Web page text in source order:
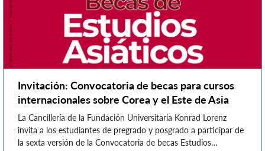
Invitación: Convocatoria de becas para cursos
internacionales sobre Corea y el Este de Asia
La Cancillería de la Fundación Universitaria Konrad Lorenz
invita a los estudiantes de pregrado y posgrado a participar de
la sexta versión de la Convocatoria de becas Estudios